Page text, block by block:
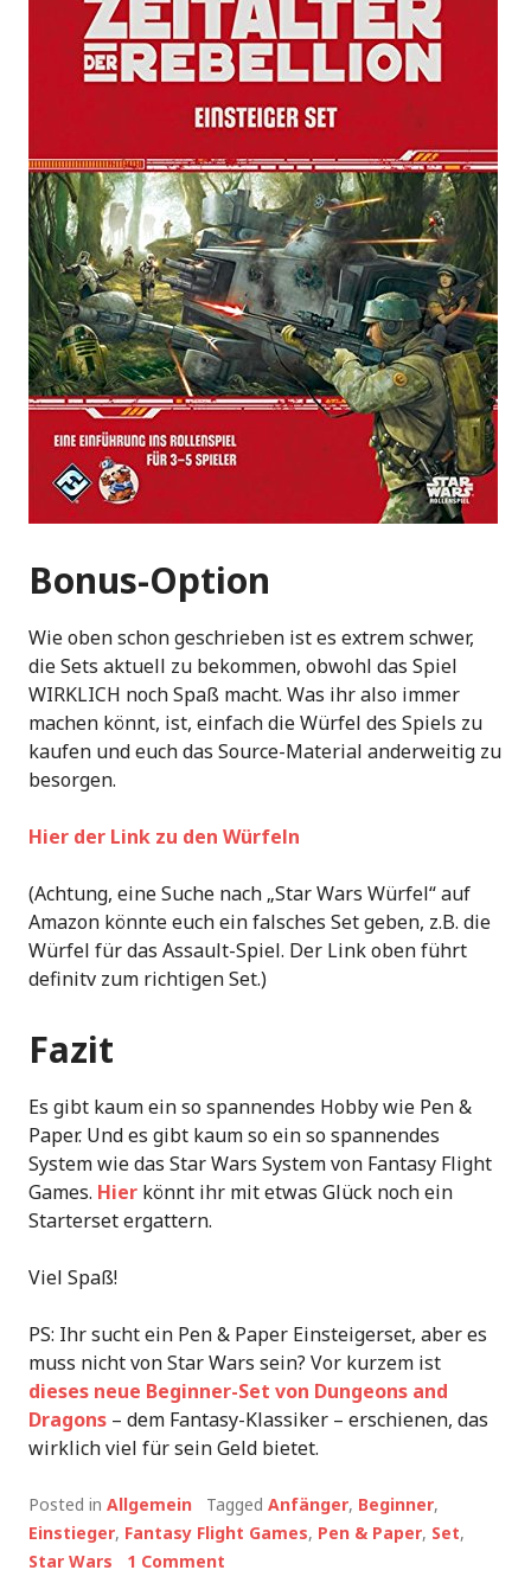
Bonus-Option
Wie oben schon geschrieben ist es extrem schwer,
die Sets aktuell zu bekommen, obwohl das Spiel
WIRKLICH noch Spaß macht. Was ihr also immer
machen könnt, ist, einfach die Würfel des Spiels zu
kaufen und euch das Source-Material anderweitig zu
besorgen.
Hier der Link zu den Würfeln
(Achtung, eine Suche nach „Star Wars Würfel“ auf
Amazon könnte euch ein falsches Set geben, z.B. die
Würfel für das Assault-Spiel. Der Link oben führt
definitv zum richtigen Set.)
Fazit
Es gibt kaum ein so spannendes Hobby wie Pen &
Paper. Und es gibt kaum so ein so spannendes
System wie das Star Wars System von Fantasy Flight
Games. Hier könnt ihr mit etwas Glück noch ein
Starterset ergattern.
Viel Spaß!
PS: Ihr sucht ein Pen & Paper Einsteigerset, aber es
muss nicht von Star Wars sein? Vor kurzem ist
dieses neue Beginner-Set von Dungeons and
Dragons – dem Fantasy-Klassiker – erschienen, das
wirklich viel für sein Geld bietet.
Posted in Allgemein Tagged Anfänger, Beginner,
Einstieger, Fantasy Flight Games, Pen & Paper, Set,
Star Wars
1 Comment